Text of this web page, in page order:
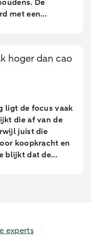
De
met een
pas tijdens de
In sterk
pinbetalingen
stedelijke
aan eet- en
juist toe, terwijl
afnamen.
hoger dan cao
ligt de focus vaak
die af van de
juist die
koopkracht en
blijkt dat de
experts